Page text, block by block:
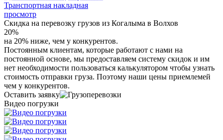
Транспортная накладная
просмотр
Скидка на перевозку грузов из Когалыма в Волхов
20%
на 20% ниже, чем у конкурентов.
Постоянным клиентам, которые работают с нами на
постоянной основе, мы предоставляем систему скидок и им
нет необходимости пользоваться калькулятором чтобы узнать
стоимость отправки груза. Поэтому наши цены приемлемей
чем у конкурентов.
Оставить заявку
Видео погрузки